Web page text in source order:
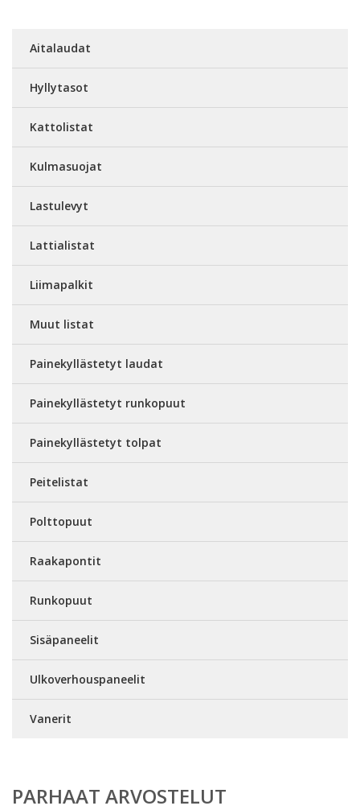
Aitalaudat
Hyllytasot
Kattolistat
Kulmasuojat
Lastulevyt
Lattialistat
Liimapalkit
Muut listat
Painekyllästetyt laudat
Painekyllästetyt runkopuut
Painekyllästetyt tolpat
Peitelistat
Polttopuut
Raakapontit
Runkopuut
Sisäpaneelit
Ulkoverhouspaneelit
Vanerit
PARHAAT ARVOSTELUT